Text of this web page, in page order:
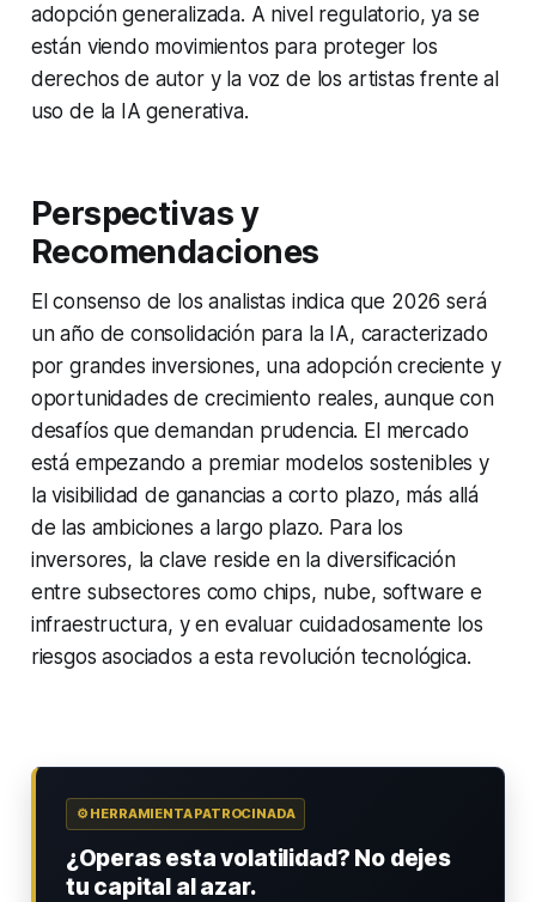
adopción generalizada. A nivel regulatorio, ya se
están viendo movimientos para proteger los
derechos de autor y la voz de los artistas frente al
uso de la IA generativa.
Perspectivas y
Recomendaciones
El consenso de los analistas indica que 2026 será
un año de consolidación para la IA, caracterizado
por grandes inversiones, una adopción creciente y
oportunidades de crecimiento reales, aunque con
desafíos que demandan prudencia. El mercado
está empezando a premiar modelos sostenibles y
la visibilidad de ganancias a corto plazo, más allá
de las ambiciones a largo plazo. Para los
inversores, la clave reside en la diversificación
entre subsectores como chips, nube, software e
infraestructura, y en evaluar cuidadosamente los
riesgos asociados a esta revolución tecnológica.
⚙️ HERRAMIENTA PATROCINADA
¿Operas esta volatilidad? No dejes
tu capital al azar.